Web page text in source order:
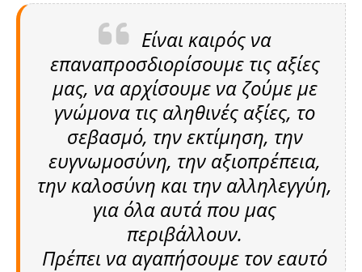
Είναι καιρός να
επαναπροσδιορίσουμε τις αξίες
μας, να αρχίσουμε να ζούμε με
γνώμονα τις αληθινές αξίες, το
σεβασμό, την εκτίμηση, την
ευγνωμοσύνη, την αξιοπρέπεια,
την καλοσύνη και την αλληλεγγύη,
για όλα αυτά που μας
περιβάλλουν.
Πρέπει να αγαπήσουμε τον εαυτό